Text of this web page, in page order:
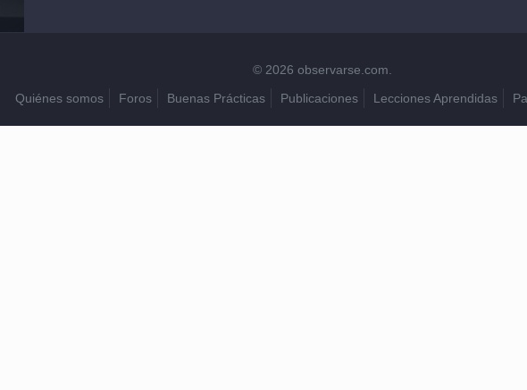
© 2026 observarse.com.
Quiénes somos
Foros Buenas Prácticas Publicaciones Lecciones Aprendidas